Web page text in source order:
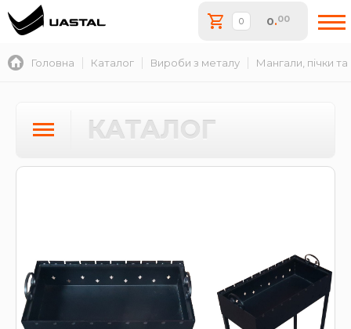
0.00
Головна Каталог Вироби з металу Мангали, пічки
КАТАЛОГ